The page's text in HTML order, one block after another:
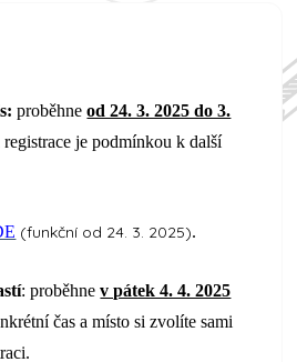
proběhneod 24. 3. 2025 do 3.
je podmínkou k další
(funkční od 24. 3. 2025).
: proběhnev pátek 4. 4. 2025
čas a místo si zvolíte sami